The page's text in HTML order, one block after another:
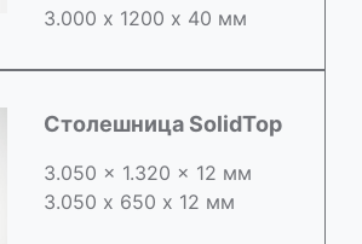
3.000 х 1200 х 40 мм
Столешница SolidTop
3.050 x 1.320 x 12 мм
3.050 х 650 х 12 мм